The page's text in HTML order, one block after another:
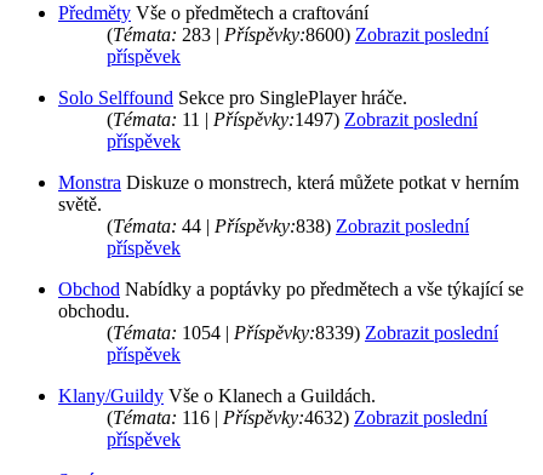
Předměty Vše o předmětech a craftování
(Témata: 283 | Příspěvky:8600) Zobrazit poslední
příspěvek
Solo Selffound Sekce pro SinglePlayer hráče.
(Témata: 11 | Příspěvky:1497) Zobrazit poslední
příspěvek
Monstra Diskuze o monstrech, která můžete potkat v herním
světě.
(Témata: 44 | Příspěvky:838) Zobrazit poslední
příspěvek
Obchod Nabídky a poptávky po předmětech a vše týkající se
obchodu.
(Témata: 1054 | Příspěvky:8339) Zobrazit poslední
příspěvek
Klany/Guildy Vše o Klanech a Guildách.
(Témata: 116 | Příspěvky:4632) Zobrazit poslední
příspěvek